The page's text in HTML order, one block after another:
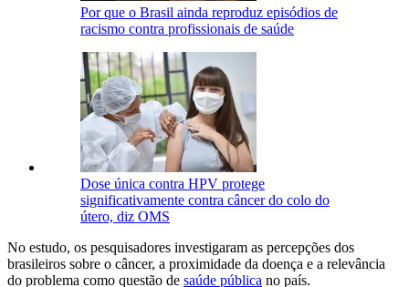
Por que o Brasil ainda reproduz episódios de
racismo contra profissionais de saúde
Dose única contra HPV protege
significativamente contra câncer do colo do
útero, diz OMS
No estudo, os pesquisadores investigaram as percepções dos
brasileiros sobre o câncer, a proximidade da doença e a relevância
do problema como questão de saúde pública no país.